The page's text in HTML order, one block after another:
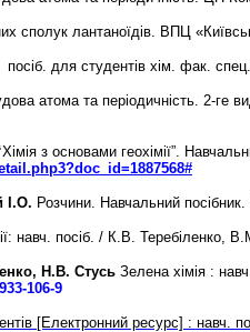
сполук лантаноїдів. ВПЦ
посіб. для студентів хім. фак.
атома та періодичність. 2-ге
Хімія з основами геохімії”.
І.О. Розчини. Навчальний
навч. посіб. / К.В.
Н.В. СтусьЗелена хімія :
106-9
[Електронний ресурс] : навч.